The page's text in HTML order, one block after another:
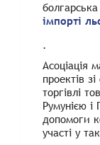
імпорті
.
Асоціація
проектів
торгівлі
Румунією і
допомоги
участі у